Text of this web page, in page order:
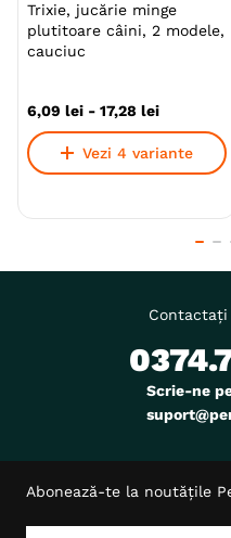
Trixie, jucărie minge
plutitoare câini, 2 modele,
cauciuc
6,09 lei - 17,28 lei
Vezi 4 variante
Scrie-ne
Abonează-te la noutățile